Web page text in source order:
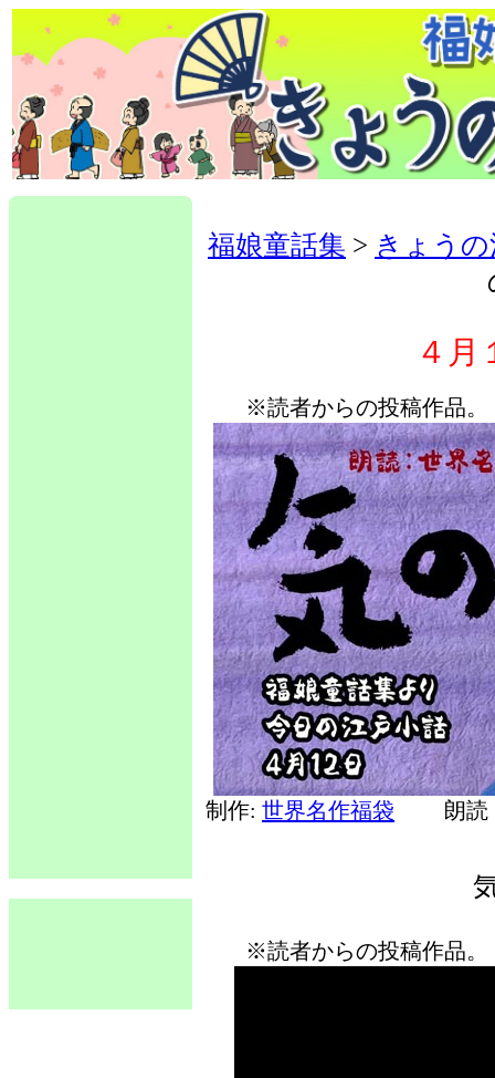
福娘童話集 > きょう
４月
※読者からの投稿作品
制作: 世界名作福袋 朗読
※読者からの投稿作品